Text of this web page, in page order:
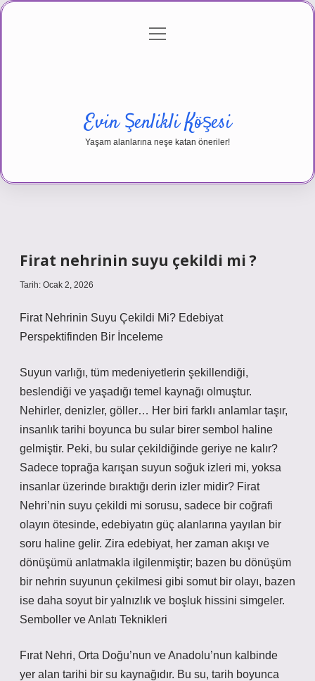
Gizlilik Politikası
menüyü
Evin Şenlikli Köşesi
Yaşam alanlarına neşe katan öneriler!
Firat nehrinin suyu çekildi mi ?
Tarih: Ocak 2, 2026
Firat Nehrinin Suyu Çekildi Mi? Edebiyat
Perspektifinden Bir İnceleme
Suyun varlığı, tüm medeniyetlerin şekillendiği,
beslendiği ve yaşadığı temel kaynağı olmuştur.
Nehirler, denizler, göller… Her biri farklı anlamlar taşır,
insanlık tarihi boyunca bu sular birer sembol haline
gelmiştir. Peki, bu sular çekildiğinde geriye ne kalır?
Sadece toprağa karışan suyun soğuk izleri mi, yoksa
insanlar üzerinde bıraktığı derin izler midir? Firat
Nehri’nin suyu çekildi mi sorusu, sadece bir coğrafi
olayın ötesinde, edebiyatın güç alanlarına yayılan bir
soru haline gelir. Zira edebiyat, her zaman akışı ve
dönüşümü anlatmakla ilgilenmiştir; bazen bu dönüşüm
bir nehrin suyunun çekilmesi gibi somut bir olayı, bazen
ise daha soyut bir yalnızlık ve boşluk hissini simgeler.
Semboller ve Anlatı Teknikleri
Fırat Nehri, Orta Doğu’nun ve Anadolu’nun kalbinde
yer alan tarihi bir su kaynağıdır. Bu su, tarih boyunca